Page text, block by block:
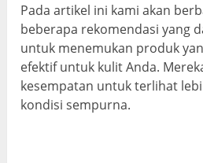
Pada artikel ini kami akan
beberapa rekomendasi yang
untuk menemukan produk
efektif untuk kulit Anda.
kesempatan untuk terlihat
kondisi sempurna.